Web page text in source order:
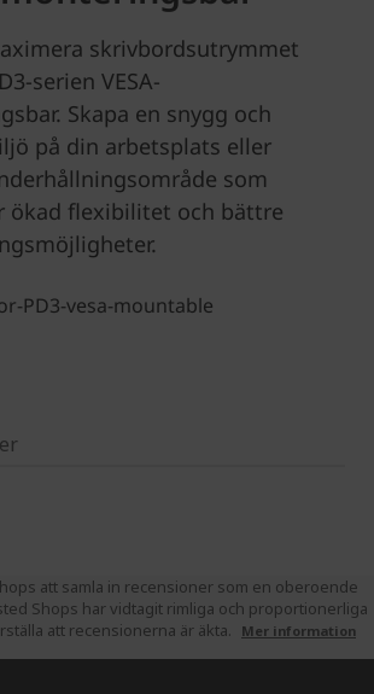
att samla in recensioner som en oberoende
Shops har vidtagit rimliga och proportionerliga
att recensionerna är äkta.
Mer information